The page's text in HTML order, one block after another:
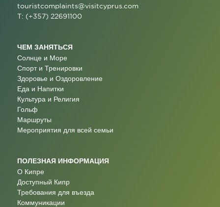
touristcomplaints@visitcyprus.com
T: (+357) 22691100
ЧЕМ ЗАНЯТЬСЯ
Солнце и Море
Спорт и Тренировки
Здоровье и Оздоровление
Еда и Напитки
Культура и Религия
Гольф
Маршруты
Мероприятия для всей семьи
ПОЛЕЗНАЯ ИНФОРМАЦИЯ
О Кипре
Доступный Кипр
Требования для въезда
Коммуникации